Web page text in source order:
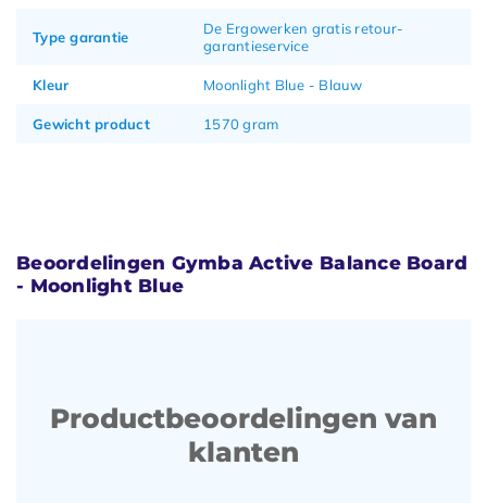
Type garantie
De Ergowerken gratis retour-
garantieservice
Kleur Moonlight Blue - Blauw
Gewicht product 1570 gram
Beoordelingen Gymba Active Balance Board
- Moonlight Blue
Productbeoordelingen van
klanten